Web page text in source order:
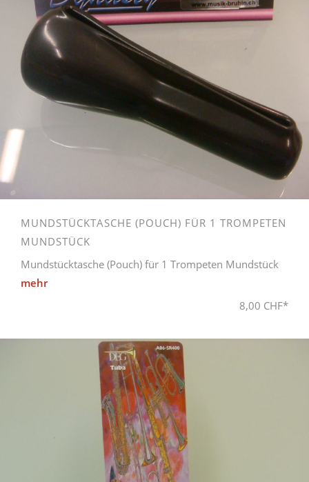
MUNDSTÜCKTASCHE (POUCH) FÜR 1 TROMPETEN
MUNDSTÜCK
Mundstücktasche (Pouch) für 1 Trompeten Mundstück
mehr
8,00 CHF*